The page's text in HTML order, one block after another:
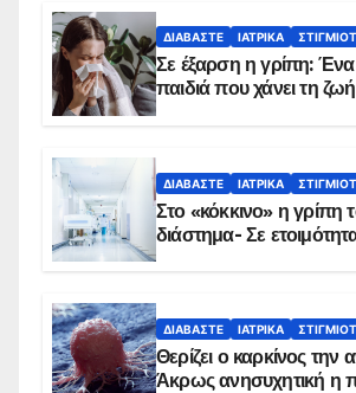
ΔΙΑΒΆΣΤΕ ΙΑΤΡΙΚΆ
Σε έξαρση η γρίπη:
παιδιά που χάνει τη
ΔΙΑΒΆΣΤΕ ΙΑΤΡΙΚΆ
Στο «κόκκινο» η γρίπη
διάστημα- Σε
ΔΙΑΒΆΣΤΕ ΙΑΤΡΙΚΆ
Θερίζει ο καρκίνος
Άκρως ανησυχητική η